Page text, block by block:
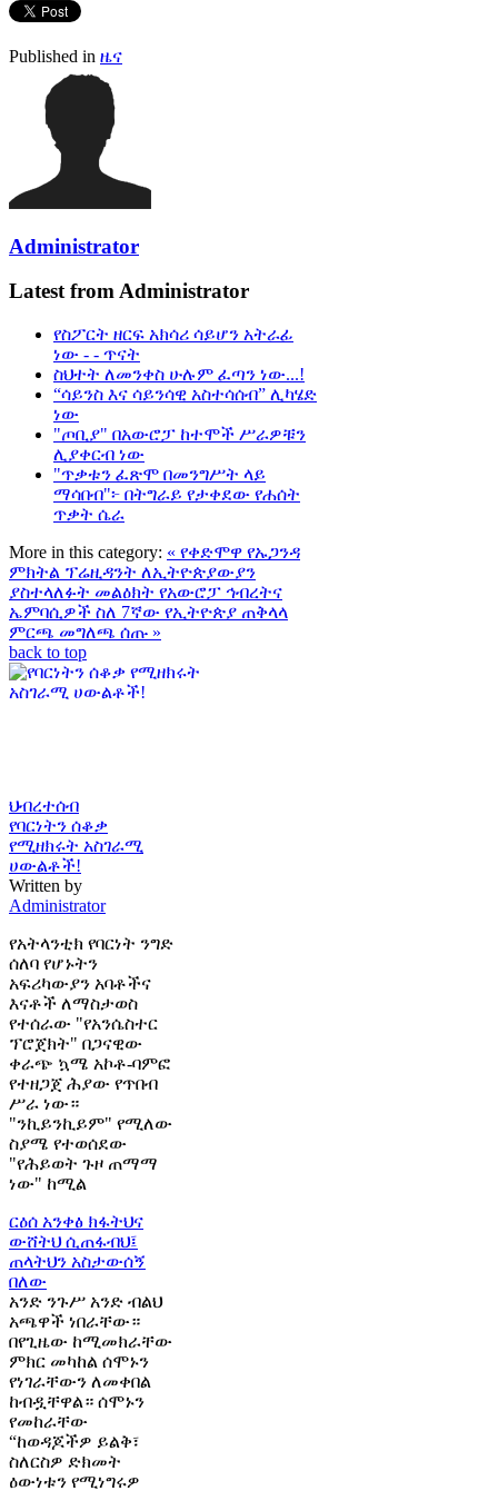
Published in ዜና
Administrator
Latest from Administrator
የስፖርት ዘርፍ አክሳሪ ሳይሆን አትራፊ
ነው - - ጥናት
ስህተት ለመንቀስ ሁሉም ፈጣን ነው...!
“ሳይንስ እና ሳይንሳዊ አስተሳሰብ” ሊካሄድ
ነው
"ጦቢያ" በአውሮፓ ከተሞች ሥራዎቹን
ሊያቀርብ ነው
"ጥቃቱን ፈጽሞ በመንግሥት ላይ
ማሳበብ"፦ በትግራይ የታቀደው የሐሰት
ጥቃት ሴራ
More in this category: « የቀድሞዋ የኡጋንዳ
ምክትል ፕሬዚዳንት ለኢትዮጵያውያን
ያስተላለፉት መልዕክት የአውሮፓ ኅብረትና
ኤምባሲዎች ስለ 7ኛው የኢትዮጵያ ጠቅላላ
ምርጫ መግለጫ ሰጡ »
back to top
ህብረተሰብ
የባርነትን ሰቆቃ
የሚዘክሩት አስገራሚ
ሀውልቶች!
Written by
Administrator
የአትላንቲክ የባርነት ንግድ
ሰለባ የሆኑትን
አፍሪካውያን አባቶችና
እናቶች ለማስታወስ
የተሰራው "የአንሴስተር
ፕሮጀክት" በጋናዊው
ቀራጭ ኳሜ አኮቶ-ባምፎ
የተዘጋጀ ሕያው የጥበብ
ሥራ ነው።
"ንኪይንኪይም" የሚለው
ስያሜ የተወሰደው
"የሕይወት ጉዞ ጠማማ
ነው" ከሚል
ርዕሰ አንቀፅ ክፋትህና
ውሸትህ ሲጠፋብህ፤
ጠላትህን አስታውሰኝ
በለው
አንድ ንጉሥ አንድ ብልህ
አጫዋች ነበራቸው።
በየጊዜው ከሚመክራቸው
ምክር መካከል ሰሞኑን
የነገራቸውን ለመቀበል
ከብዷቸዋል። ሰሞኑን
የመከራቸው
“ከወዳጆችዎ ይልቅ፣
ስለርስዎ ድክመት
ዕውነቱን የሚነግሩዎ